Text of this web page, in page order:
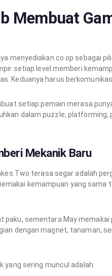
Membuat
menyediakan co op sebagai
setiap level memberi
Keduanya harus
setiap pemain merasa
dalam puzzle, platforming,
Mekanik Baru
Two terasa segar adalah
kemampuan yang sama
paku, sementara May
dengan magnet, tanaman,
yang sering muncul adalah: